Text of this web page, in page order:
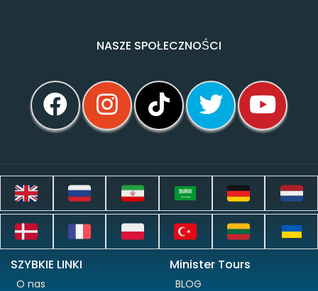
NASZE SPOŁECZNOŚCI
SZYBKIE LINKI
O nas
Minister Tours
BLOG